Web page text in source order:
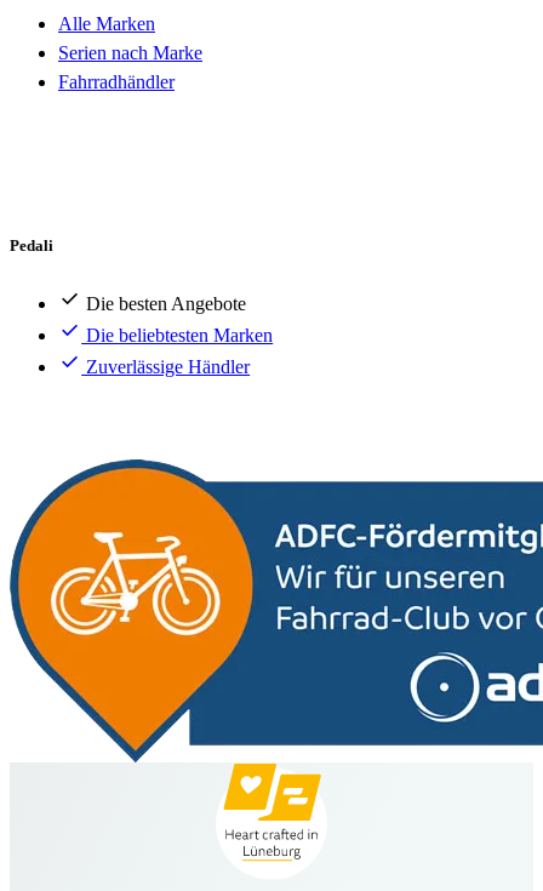
Alle Marken
Serien nach Marke
Fahrradhändler
Pedali
Die besten Angebote
Die beliebtesten Marken
Zuverlässige Händler